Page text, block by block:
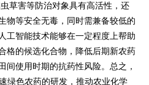
草害等防治对象具有高活性，还
物等安全无毒，同时需兼备较低的
工智能技术能够在一定程度上帮助
格的候选化合物，降低后期新农药
间使用时期的抗药性风险。总之，
绿色农药的研发，推动农业化学